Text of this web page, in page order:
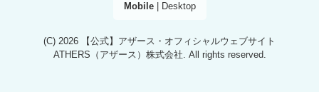
Mobile| Desktop
(C) 2026
【公式】アザース・オフィシャルウェブサイト
ATHERS（アザース）株式会社. All rights reserved.